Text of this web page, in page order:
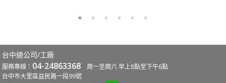
台中總公司/工廠
服務專線： 04-24863368 周一至周六 早上8點至下午6點
台中市大里區益民路一段99號